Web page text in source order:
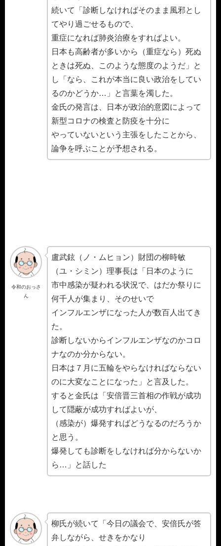
続いて「診断しなければそのまま風邪とし
てやり過ごせるもので、
重症になれば肺炎治療をすればよい。
日本も高齢者が多いから（重症なら）死ぬ
ときは死ぬ、このような態度のようだ」と
し「なら、これが本当に良い政治をしてい
るのかどうか…」と言葉を濁した。
金氏の発言は、日本が政治的意図によって
新型コロナの検査と防疫を十分に
やっていないという主張をしたことから、
論争を呼ぶことが予想される。
令和のおっさ
ん
盧武鉉（ノ・ムヒョン）財団の柳時敏
（ユ・シミン）理事長は「日本のように
市中感染が疑われる状況で、はだか祭りに
何千人が集まり、そのせいで
インフルエンザになった人が数百人出てき
た。
診断しないからインフルエンザなのかコロ
ナなのか分からない。
日本は７月に五輪をやらなければならない
のに大変なことになった」と言及した。
すると金氏は「安倍晋三首相の作戦が成功
して隠蔽が成功すればよいが、
（感染が）爆発すればどうなるのだろうか
と思う。
爆発しても診断をしなければ分からないか
ら…」と話した
柳氏が続いて「今日の議会で、安倍氏が答
弁しながら、せきをかなり